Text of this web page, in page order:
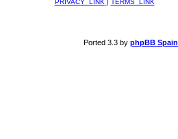
PRIVACY_LINK | TERMS_LINK
Ported 3.3 by phpBB Spain